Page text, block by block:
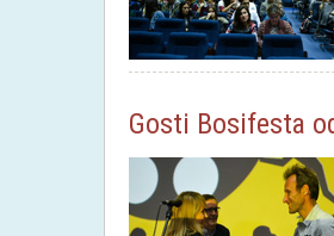
Gosti Bosifesta